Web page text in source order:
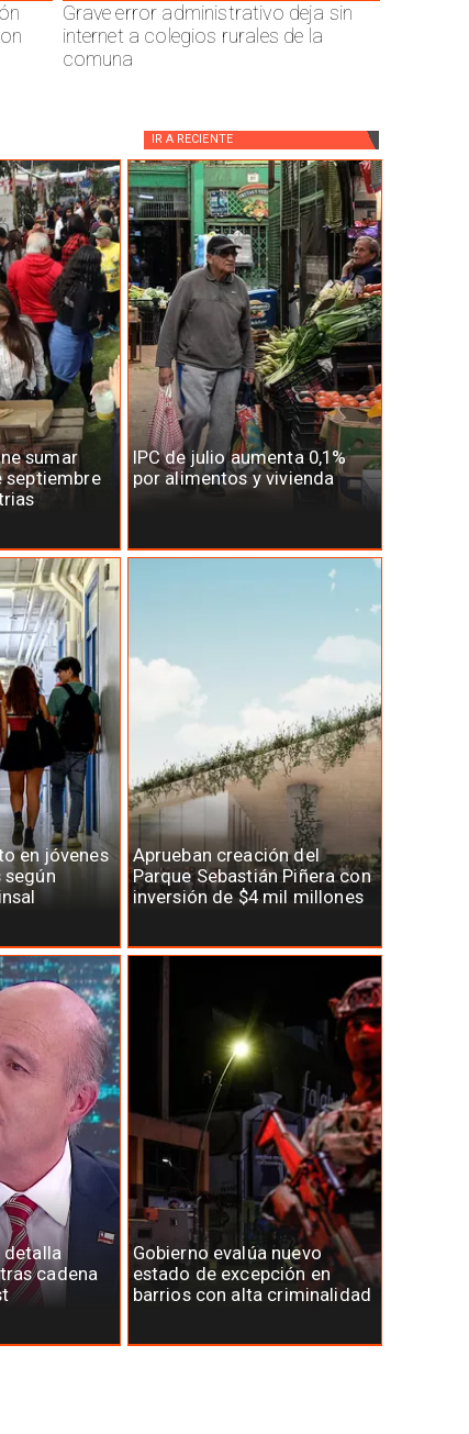
Grave error administrativo deja sin
internet a colegios rurales de la
comuna
sumar
septiembre
IPC de julio aumenta 0,1%
por alimentos y vivienda
en jóvenes
según
Aprueban creación del
Parque Sebastián Piñera con
inversión de $4 mil millones
detalla
cadena
Gobierno evalúa nuevo
estado de excepción en
barrios con alta criminalidad
IR A RECIENTE